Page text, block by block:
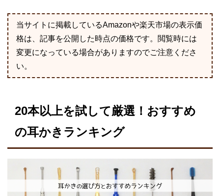
当サイトに掲載しているAmazonや楽天市場の表示価
格は、記事を公開した時点の価格です。閲覧時には
変更になっている場合がありますのでご注意くださ
い。
20本以上を試して厳選！おすすめ
の耳かきランキング